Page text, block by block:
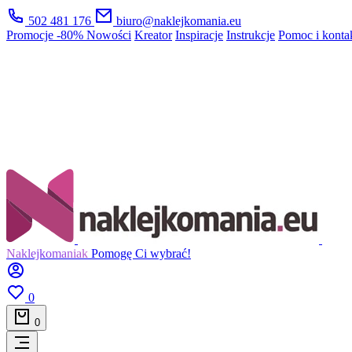
502 481 176
biuro@naklejkomania.eu
Promocje -80% Nowości Kreator Inspiracje Instrukcje Pomoc i
Naklejkomaniak Pomogę Ci wybrać!
0
0